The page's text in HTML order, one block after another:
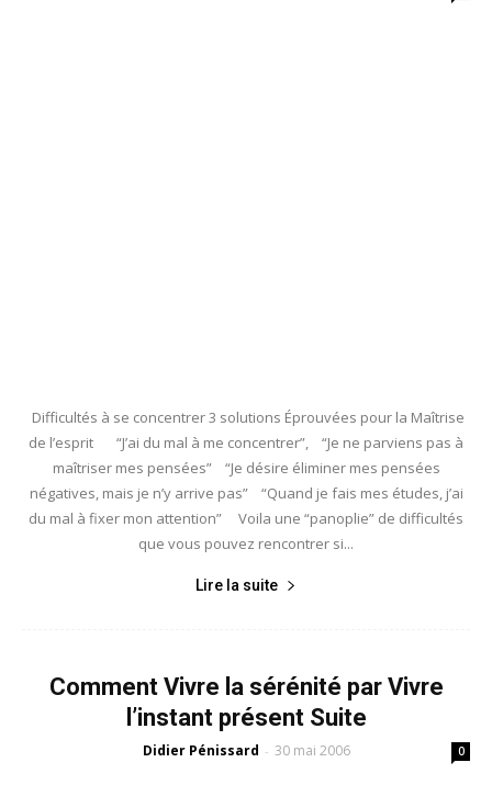
Difficultés à se concentrer 3 solutions Éprouvées pour la Maîtrise
de l’esprit “J’ai du mal à me concentrer”, “Je ne parviens pas à
maîtriser mes pensées” “Je désire éliminer mes pensées
négatives, mais je n’y arrive pas” “Quand je fais mes études, j’ai
du mal à fixer mon attention” Voila une “panoplie” de difficultés
que vous pouvez rencontrer si...
Lire la suite
Comment Vivre la sérénité par Vivre
l’instant présent Suite
Didier Pénissard - 30 mai 2006 0